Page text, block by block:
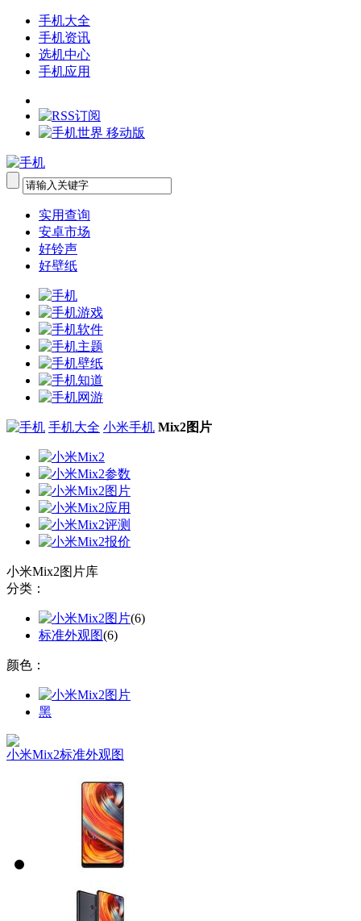
手机大全
手机资讯
选机中心
手机应用
实用查询
安卓市场
好铃声
好壁纸
手机大全 小米手机 Mix2图片
小米Mix2图片库
分类：
(6)
标准外观图(6)
颜色：
黑
小米Mix2标准外观图